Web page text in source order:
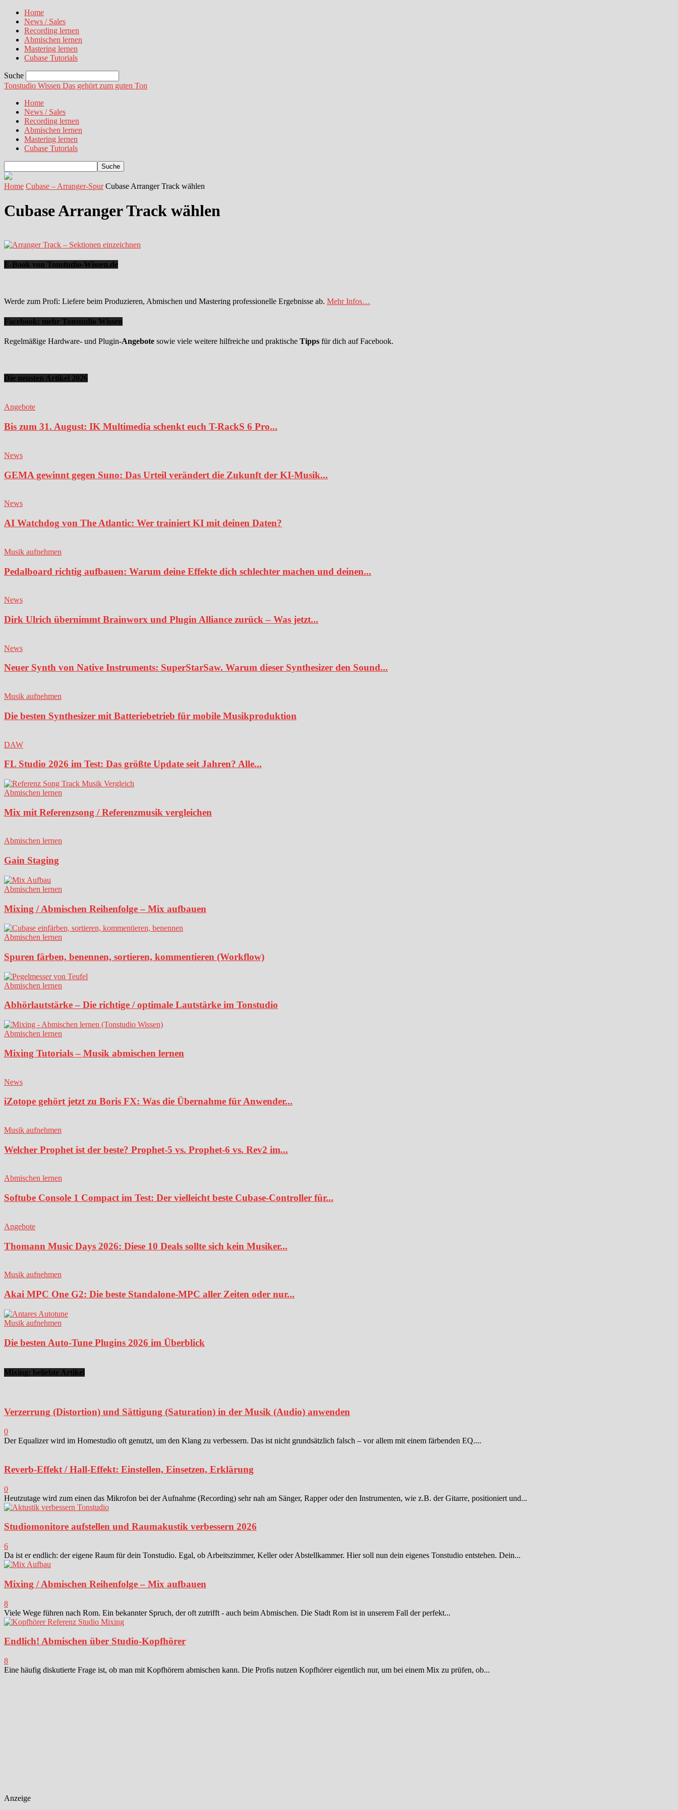
Home
News / Sales
Recording lernen
Abmischen lernen
Mastering lernen
Cubase Tutorials
Suche
Tonstudio Wissen Das gehört zum guten Ton
Home
News / Sales
Recording lernen
Abmischen lernen
Mastering lernen
Cubase Tutorials
Home Cubase – Arranger-Spur Cubase Arranger Track wählen
Cubase Arranger Track wählen
E-Book von Tonstudio-Wissen.de
Werde zum Profi: Liefere beim Produzieren, Abmischen und Mastering professionelle Ergebnisse ab. Mehr Infos…
Facebook: mehr Tonstudio Wissen
Regelmäßige Hardware- und Plugin-Angebote sowie viele weitere hilfreiche und praktische Tipps für dich auf Facebook.
Die neusten Artikel 2026
Angebote
Bis zum 31. August: IK Multimedia schenkt euch T-RackS 6 Pro...
News
GEMA gewinnt gegen Suno: Das Urteil verändert die Zukunft der KI-Musik...
News
AI Watchdog von The Atlantic: Wer trainiert KI mit deinen Daten?
Musik aufnehmen
Pedalboard richtig aufbauen: Warum deine Effekte dich schlechter machen und deinen...
News
Dirk Ulrich übernimmt Brainworx und Plugin Alliance zurück – Was jetzt...
News
Neuer Synth von Native Instruments: SuperStarSaw. Warum dieser Synthesizer den Sound...
Musik aufnehmen
Die besten Synthesizer mit Batteriebetrieb für mobile Musikproduktion
DAW
FL Studio 2026 im Test: Das größte Update seit Jahren? Alle...
Abmischen lernen
Mix mit Referenzsong / Referenzmusik vergleichen
Abmischen lernen
Gain Staging
Abmischen lernen
Mixing / Abmischen Reihenfolge – Mix aufbauen
Abmischen lernen
Spuren färben, benennen, sortieren, kommentieren (Workflow)
Abmischen lernen
Abhörlautstärke – Die richtige / optimale Lautstärke im Tonstudio
Abmischen lernen
Mixing Tutorials – Musik abmischen lernen
News
iZotope gehört jetzt zu Boris FX: Was die Übernahme für Anwender...
Musik aufnehmen
Welcher Prophet ist der beste? Prophet-5 vs. Prophet-6 vs. Rev2 im...
Abmischen lernen
Softube Console 1 Compact im Test: Der vielleicht beste Cubase-Controller für...
Angebote
Thomann Music Days 2026: Diese 10 Deals sollte sich kein Musiker...
Musik aufnehmen
Akai MPC One G2: Die beste Standalone-MPC aller Zeiten oder nur...
Musik aufnehmen
Die besten Auto-Tune Plugins 2026 im Überblick
Mixing: beliebte Artikel
Verzerrung (Distortion) und Sättigung (Saturation) in der Musik (Audio) anwenden
0
Der Equalizer wird im Homestudio oft genutzt, um den Klang zu verbessern. Das ist nicht grundsätzlich falsch – vor allem mit einem färbenden EQ....
Reverb-Effekt / Hall-Effekt: Einstellen, Einsetzen, Erklärung
0
Heutzutage wird zum einen das Mikrofon bei der Aufnahme (Recording) sehr nah am Sänger, Rapper oder den Instrumenten, wie z.B. der Gitarre, positioniert und...
Studiomonitore aufstellen und Raumakustik verbessern 2026
6
Da ist er endlich: der eigene Raum für dein Tonstudio. Egal, ob Arbeitszimmer, Keller oder Abstellkammer. Hier soll nun dein eigenes Tonstudio entstehen. Dein...
Mixing / Abmischen Reihenfolge – Mix aufbauen
8
Viele Wege führen nach Rom. Ein bekannter Spruch, der oft zutrifft - auch beim Abmischen. Die Stadt Rom ist in unserem Fall der perfekt...
Endlich! Abmischen über Studio-Kopfhörer
8
Eine häufig diskutierte Frage ist, ob man mit Kopfhörern abmischen kann. Die Profis nutzen Kopfhörer eigentlich nur, um bei einem Mix zu prüfen, ob...
Anzeige